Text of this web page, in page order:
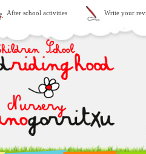
After school activities Write your